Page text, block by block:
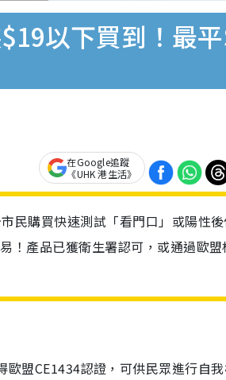
以下買到！最
在Google追蹤
《UHK 港生活》
民購買快速測試「看門口」或陽性
！產品已獲衛生署認可，或通過歐盟
盟CE1434認證，可供民眾進行自